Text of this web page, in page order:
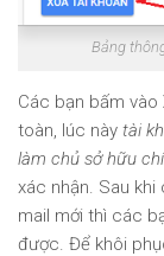
Bảng
Các bạn bấm vào
toàn, lúc này tài
làm chủ sở hữu
xác nhận. Sau
mail mới thì các
được. Để khôi